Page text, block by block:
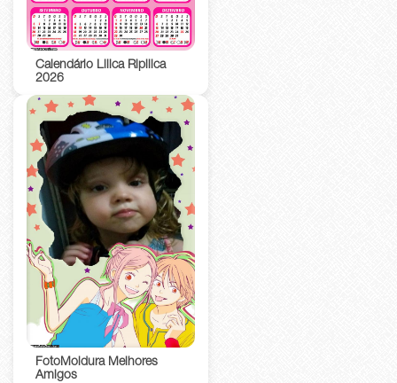
Calendário Lilica Ripilica
2026
FotoMoldura Melhores
Amigos